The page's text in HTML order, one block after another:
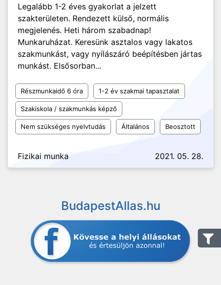
Legalább 1-2 éves gyakorlat a jelzett
szakterületen. Rendezett külső, normális
megjelenés. Heti három szabadnap!
Munkaruházat. Keresünk asztalos vagy lakatos
szakmunkást, vagy nyílászáró beépítésben jártas
munkást. Elsősorban...
Részmunkaidő 6 óra 1-2 év szakmai tapasztalat
Szakiskola / szakmunkás képző
Nem szükséges nyelvtudás Általános Beosztott
Fizikai munka 2021. 05. 28.
BudapestAllas.hu